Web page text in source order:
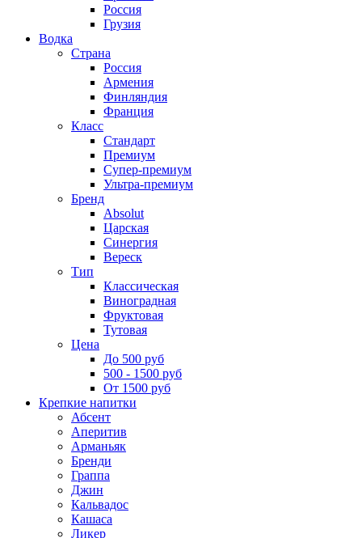
Россия
Грузия
Водка
Страна
Россия
Армения
Финляндия
Франция
Класс
Стандарт
Премиум
Супер-премиум
Ультра-премиум
Бренд
Absolut
Царская
Синергия
Вереск
Тип
Классическая
Виноградная
Фруктовая
Тутовая
Цена
До 500 руб
500 - 1500 руб
От 1500 руб
Крепкие напитки
Абсент
Аперитив
Арманьяк
Бренди
Граппа
Джин
Кальвадос
Кашаса
Ликер